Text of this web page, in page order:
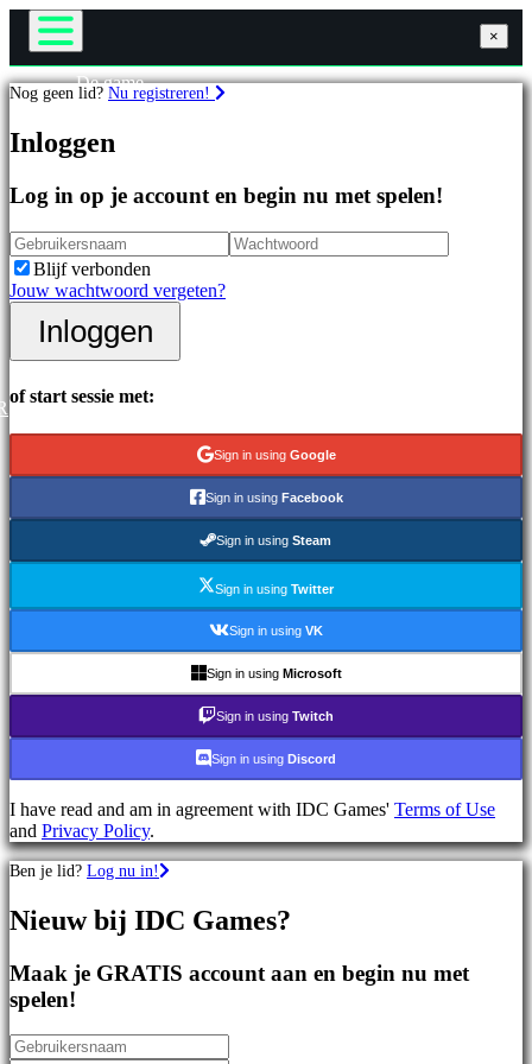
Uitgelichte
games
Nieuwe
uitgaven
Gratis
te
spelen
Categorieën
Strategiespellen
Adventuregames
MMO-
RPG-
Sportspellen
Racing
Casual
Indie
Simulation
Puzzle
games
Fighting
games
Demo's
Gemeenschap
Gameplay
In-
game
evenementen
De game
Gameplay
Nieuws
Handleidingen
Ondersteuning
Forums
Winkel
Registreren
×
Nog geen lid? Nu registreren!
Inloggen
Log in op je account en begin nu met spelen!
Blijf verbonden
Jouw wachtwoord vergeten?
Inloggen
of start sessie met:
Sign in using Google
Sign in using Facebook
Sign in using Steam
Sign in usingTwitter
Sign in using VK
Sign in using Microsoft
Sign in using Twitch
Sign in using Discord
I have read and am in agreement with IDC Games' Terms of Use
and Privacy Policy.
×
Ben je lid? Log nu in!
Nieuw bij IDC Games?
Maak je GRATIS account aan en begin nu met
spelen!
×